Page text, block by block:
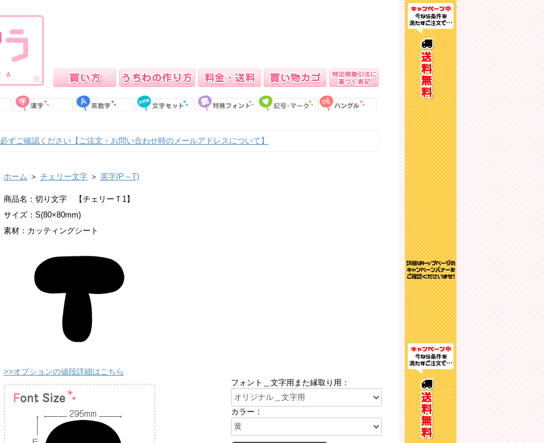
必ずご確認ください【ご注文・お問い合わせ時のメールアドレスについて】
ホーム ＞ チェリー文字 ＞ 英字(P～T)
商品名：切り文字 【チェリーＴ1】
サイズ：S(80×80mm)
素材：カッティングシート
>>オプションの値段詳細はこちら
フォント＿文字用また縁取り用：
カラー：